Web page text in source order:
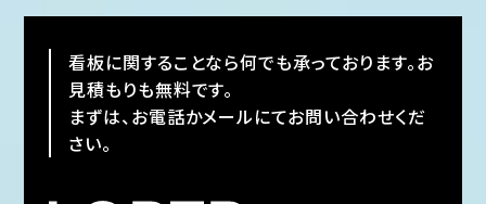
看板に関することなら何でも承っております。お
見積もりも無料です。
まずは、お電話かメールにてお問い合わせくだ
さい。